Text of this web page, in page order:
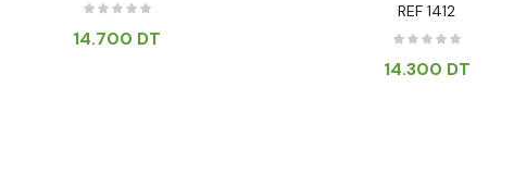
14.700 DT
REF 1412
14.300 DT